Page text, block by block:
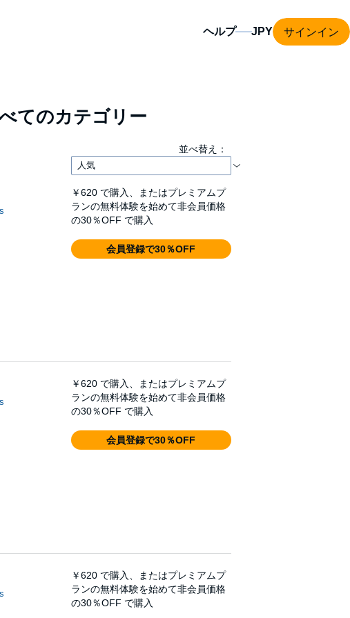
ヘルプ サインイン
てのカテゴリー
並べ替え：
￥620 で購入、またはプレミアムプ
ランの無料体験を始めて非会員価格
の30％OFF で購入
会員登録で30％OFF
￥620 で購入、またはプレミアムプ
ランの無料体験を始めて非会員価格
の30％OFF で購入
会員登録で30％OFF
￥620 で購入、またはプレミアムプ
ランの無料体験を始めて非会員価格
の30％OFF で購入